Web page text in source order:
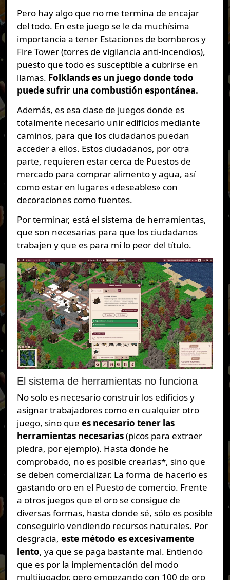
Pero hay algo que no me termina de encajar
del todo. En este juego se le da muchísima
importancia a tener Estaciones de bomberos y
Fire Tower (torres de vigilancia anti-incendios),
puesto que todo es susceptible a cubrirse en
llamas. Folklands es un juego donde todo
puede sufrir una combustión espontánea.
Además, es esa clase de juegos donde es
totalmente necesario unir edificios mediante
caminos, para que los ciudadanos puedan
acceder a ellos. Estos ciudadanos, por otra
parte, requieren estar cerca de Puestos de
mercado para comprar alimento y agua, así
como estar en lugares «deseables» con
decoraciones como fuentes.
Por terminar, está el sistema de herramientas,
que son necesarias para que los ciudadanos
trabajen y que es para mí lo peor del título.
El sistema de herramientas no funciona
No solo es necesario construir los edificios y
asignar trabajadores como en cualquier otro
juego, sino que es necesario tener las
herramientas necesarias(picos para extraer
piedra, por ejemplo). Hasta donde he
comprobado, no es posible crearlas*, sino que
se deben comercializar. La forma de hacerlo es
gastando oro en el Puesto de comercio. Frente
a otros juegos que el oro se consigue de
diversas formas, hasta donde sé, sólo es posible
conseguirlo vendiendo recursos naturales. Por
desgracia, este método es excesivamente
lento, ya que se paga bastante mal. Entiendo
que es por la implementación del modo
multijugador, pero empezando con 100 de oro